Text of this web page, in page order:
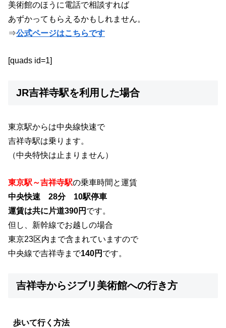
美術館のほうに電話で相談すれば
あずかってもらえるかもしれません。
⇒公式ページはこちらです
[quads id=1]
JR吉祥寺駅を利用した場合
東京駅からは中央線快速で
吉祥寺駅は乗ります。
（中央特快は止まりません）
東京駅～吉祥寺駅の乗車時間と運賃
中央快速 28分 10駅停車
運賃は共に片道390円 です。
但し、新幹線でお越しの場合
東京23区内まで含まれていますので
中央線で吉祥寺まで140円 です。
吉祥寺からジブリ美術館への行き方
歩いて行く方法